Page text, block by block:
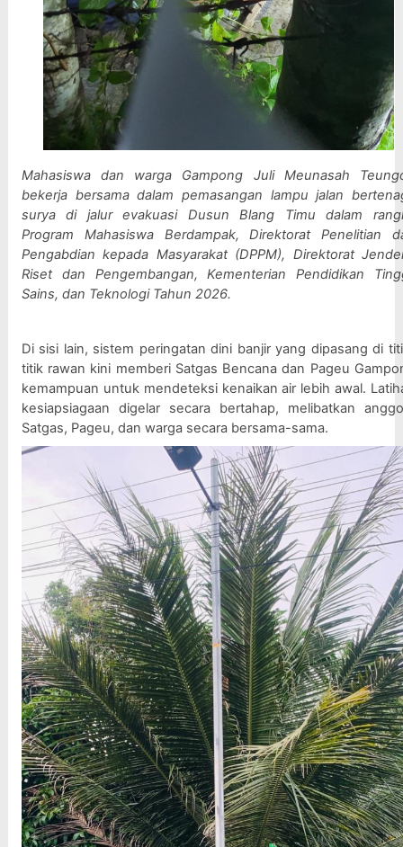
Mahasiswa dan warga Gampong Juli Meunasah
bekerja bersama dalam pemasangan lampu jalan
surya di jalur evakuasi Dusun Blang Timu dalam
Program Mahasiswa Berdampak, Direktorat Penelitian
Pengabdian kepada Masyarakat (DPPM), Direktorat
Riset dan Pengembangan, Kementerian Pendidikan
Sains, dan Teknologi Tahun 2026.
Di sisi lain, sistem peringatan dini banjir yang dipasang di
titik rawan kini memberi Satgas Bencana dan Pageu
kemampuan untuk mendeteksi kenaikan air lebih awal.
kesiapsiagaan digelar secara bertahap, melibatkan
Satgas, Pageu, dan warga secara bersama-sama.